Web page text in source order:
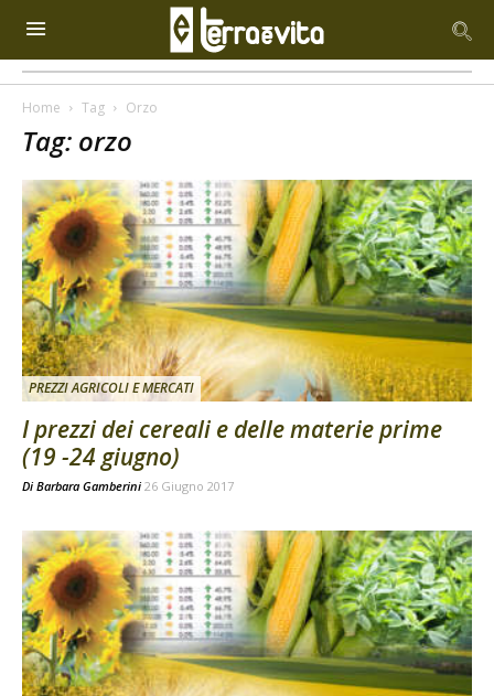
Home Tag Orzo
Tag: orzo
PREZZI AGRICOLI E MERCATI
I prezzi dei cereali e delle materie prime
(19 -24 giugno)
Di Barbara Gamberini 26 Giugno 2017